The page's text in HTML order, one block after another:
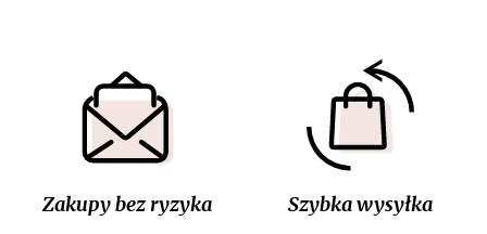
Zakupy bez ryzyka Szybka wysyłka